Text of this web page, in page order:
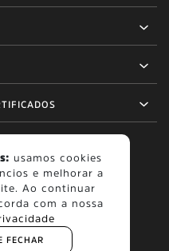
usamos cookies
e melhorar a
Ao continuar
com a nossa
FECHAR